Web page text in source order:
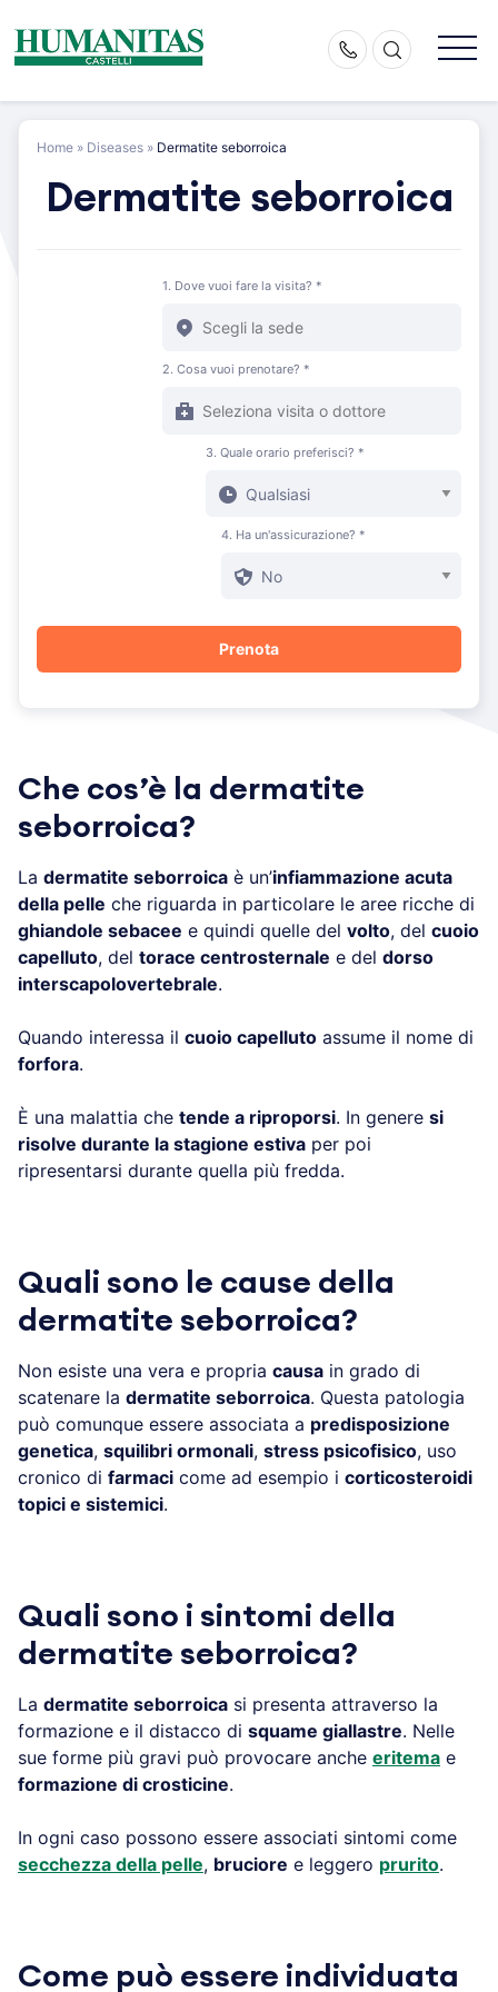
content
Home » Diseases » Dermatite seborroica
Dermatite seborroica
1. Dove vuoi fare la visita? *
2. Cosa vuoi prenotare? *
3. Quale orario preferisci? *
4. Ha un'assicurazione? *
Che cos’è la dermatite
seborroica?
La dermatite seborroica è un’infiammazione acuta
della pelle che riguarda in particolare le aree ricche di
ghiandole sebacee e quindi quelle del volto, del cuoio
capelluto, del torace centrosternale e del dorso
interscapolovertebrale.
Quando interessa il cuoio capelluto assume il nome di
forfora.
È una malattia che tende a riproporsi. In genere si
risolve durante la stagione estiva per poi
ripresentarsi durante quella più fredda.
Quali sono le cause della
dermatite seborroica?
Non esiste una vera e propria causa in grado di
scatenare la dermatite seborroica. Questa patologia
può comunque essere associata a predisposizione
genetica, squilibri ormonali, stress psicofisico, uso
cronico di farmaci come ad esempio i corticosteroidi
topici e sistemici.
Quali sono i sintomi della
dermatite seborroica?
La dermatite seborroica si presenta attraverso la
formazione e il distacco di squame giallastre. Nelle
sue forme più gravi può provocare anche eritema e
formazione di crosticine.
In ogni caso possono essere associati sintomi come
secchezza della pelle, bruciore e leggero prurito.
Come può essere individuata